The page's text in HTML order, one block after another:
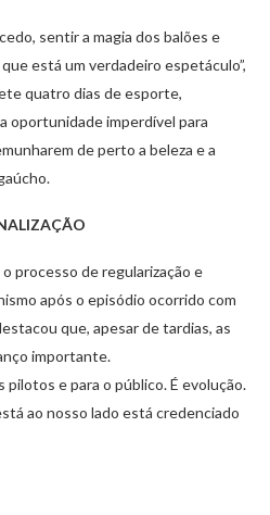
sentir a magia dos balões e
está um verdadeiro espetáculo”,
quatro dias de esporte,
oportunidade imperdível para
de perto a beleza e a
processo de regularização e
após o episódio ocorrido com
que, apesar de tardias, as
importante.
pilotos e para o público. É evolução.
ao nosso lado está credenciado